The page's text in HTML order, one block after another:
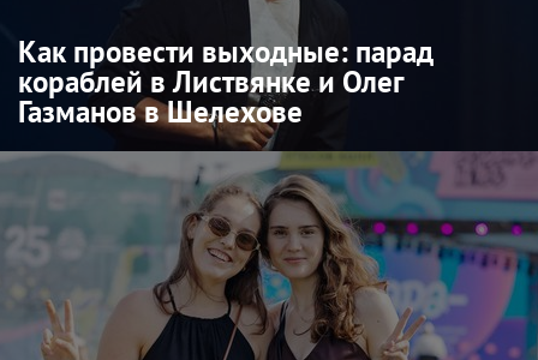
Как провести выходные: парад
кораблей в Листвянке и Олег
Газманов в Шелехове